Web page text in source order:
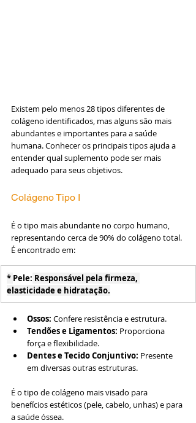
Existem pelo menos 28 tipos diferentes de
colágeno identificados, mas alguns são mais
abundantes e importantes para a saúde
humana. Conhecer os principais tipos ajuda a
entender qual suplemento pode ser mais
adequado para seus objetivos.
Colágeno Tipo I
É o tipo mais abundante no corpo humano,
representando cerca de 90% do colágeno total.
É encontrado em:
* Pele: Responsável pela firmeza,
elasticidade e hidratação.
Ossos: Confere resistência e estrutura.
Tendões e Ligamentos: Proporciona
força e flexibilidade.
Dentes e Tecido Conjuntivo: Presente
em diversas outras estruturas.
É o tipo de colágeno mais visado para
benefícios estéticos (pele, cabelo, unhas) e para
a saúde óssea.